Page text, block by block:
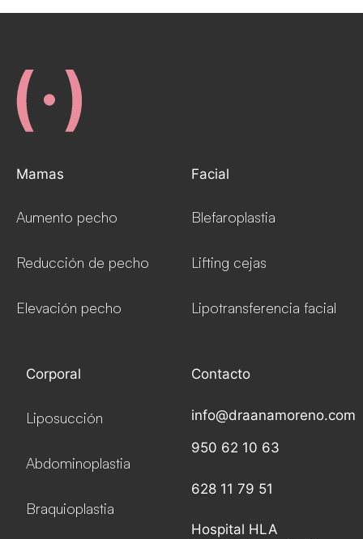
Mamas
Aumento pecho
Reducción de pecho
Elevación pecho
Facial
Blefaroplastia
Lifting cejas
Lipotransferencia facial
Corporal
Liposucción
Abdominoplastia
Braquioplastia
Contacto
info@draanamoreno.com
950 62 10 63
628 11 79 51
Hospital HLA